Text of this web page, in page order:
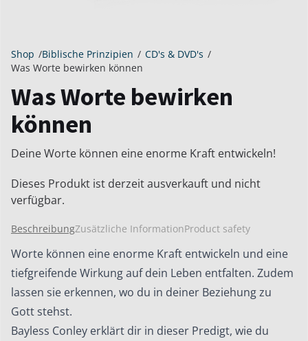
Shop /Biblische Prinzipien / CD's & DVD's /
Was Worte bewirken können
Was Worte bewirken
können
Deine Worte können eine enorme Kraft entwickeln!
Dieses Produkt ist derzeit ausverkauft und nicht
verfügbar.
BeschreibungZusätzliche InformationProduct safety
Worte können eine enorme Kraft entwickeln und eine
tiefgreifende Wirkung auf dein Leben entfalten. Zudem
lassen sie erkennen, wo du in deiner Beziehung zu
Gott stehst.
Bayless Conley erklärt dir in dieser Predigt, wie du